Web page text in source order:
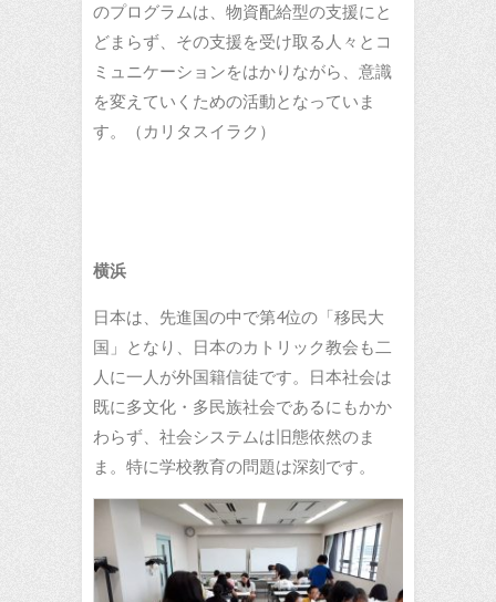
のプログラムは、物資配給型の支援にと
どまらず、その支援を受け取る人々とコ
ミュニケーションをはかりながら、意識
を変えていくための活動となっていま
す。（カリタスイラク）
横浜
日本は、先進国の中で第4位の「移民大
国」となり、日本のカトリック教会も二
人に一人が外国籍信徒です。日本社会は
既に多文化・多民族社会であるにもかか
わらず、社会システムは旧態依然のま
ま。特に学校教育の問題は深刻です。